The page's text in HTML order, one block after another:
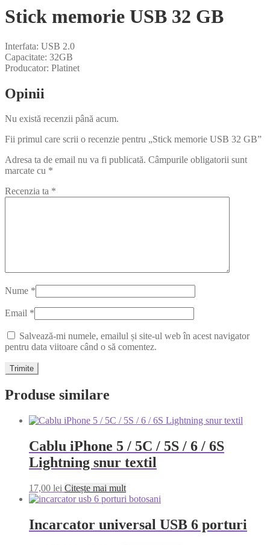
Stick memorie USB 32 GB
Interfata: USB 2.0
Capacitate: 32GB
Producator: Platinet
Opinii
Nu există recenzii până acum.
Fii primul care scrii o recenzie pentru „Stick memorie USB 32 GB”
Adresa ta de email nu va fi publicată. Câmpurile obligatorii sunt
marcate cu *
Recenzia ta *
Nume *
Email *
Salvează-mi numele, emailul și site-ul web în acest navigator
pentru data viitoare când o să comentez.
Produse similare
Cablu iPhone 5 / 5C / 5S / 6 / 6S
Lightning snur textil
17,00 lei Citește mai mult
Incarcator universal USB 6 porturi